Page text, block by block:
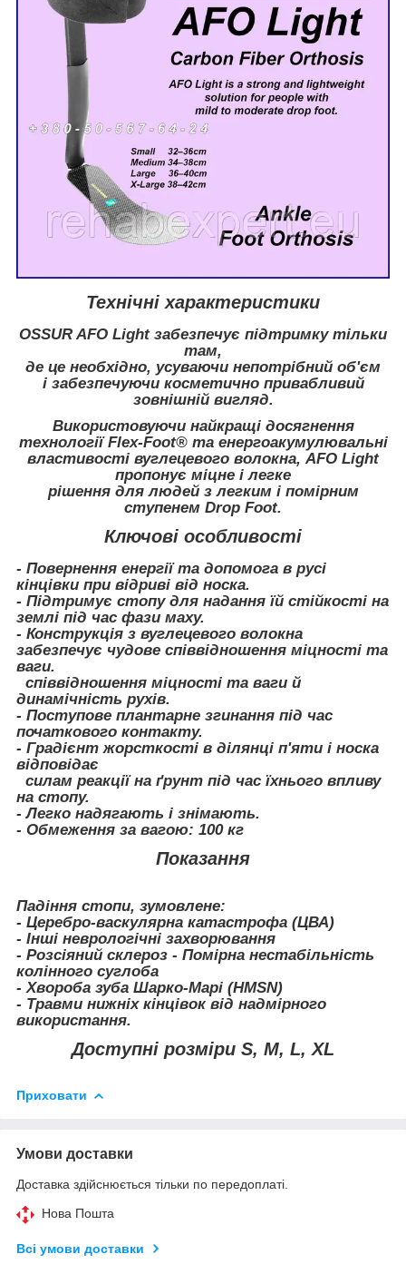
Технічні характеристики
OSSUR AFO Lightзабезпечує підтримку тільки
там,
де це необхідно, усуваючи непотрібний об'єм
і забезпечуючи косметично привабливий
зовнішній вигляд.
Використовуючи найкращі досягнення
технології Flex-Foot® та енергоакумулювальні
властивості вуглецевого волокна, AFO Light
пропонує міцне і легке
рішення для людей з легким і помірним
ступенем Drop Foot.
Ключові особливості
- Повернення енергії та допомога в русі
кінцівки при відриві від носка.
- Підтримує стопу для надання їй стійкості на
землі під час фази маху.
- Конструкція з вуглецевого волокна
забезпечує чудове співвідношення міцності та
ваги.
співвідношення міцності та ваги й
динамічність рухів.
- Поступове плантарне згинання під час
початкового контакту.
- Градієнт жорсткості в ділянці п'яти і носка
відповідає
силам реакції на ґрунт під час їхнього впливу
на стопу.
- Легко надягають і знімають.
- Обмеження за вагою: 100 кг
Показання
Падіння стопи, зумовлене:
- Церебро-васкулярна катастрофа (ЦВА)
- Інші неврологічні захворювання
- Розсіяний склероз - Помірна нестабільність
колінного суглоба
- Хвороба зуба Шарко-Марі (HMSN)
- Травми нижніх кінцівок від надмірного
використання.
Доступні розміри S, M, L, XL
Приховати
Умови доставки
Доставка здійснюється тільки по передоплаті.
Нова Пошта
Всі умови доставки